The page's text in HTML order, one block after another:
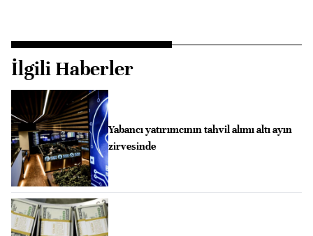
İlgili Haberler
Yabancı yatırımcının tahvil alımı altı ayın
zirvesinde